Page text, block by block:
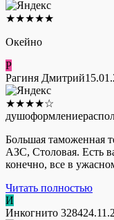
★★★★★
Окейно
Р
Рагиня Дмитрий
★★★★☆
душоформление
Большая таможенная
АЗС, Столовая. Есть
конечно, все в
Читать полностью
И
Инкогнито 3284